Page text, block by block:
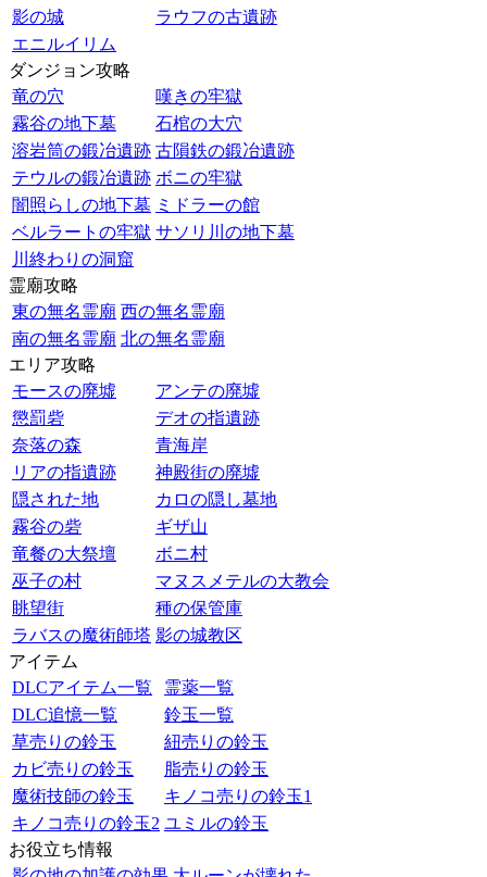
影の城
ラウフの古遺跡
エニルイリム
ダンジョン攻略
竜の穴
嘆きの牢獄
霧谷の地下墓
石棺の大穴
溶岩筒の鍛冶遺跡 古隕鉄の鍛冶遺跡
テウルの鍛冶遺跡 ボニの牢獄
闇照らしの地下墓 ミドラーの館
ベルラートの牢獄 サソリ川の地下墓
川終わりの洞窟
霊廟攻略
東の無名霊廟 西の無名霊廟
南の無名霊廟 北の無名霊廟
エリア攻略
モースの廃墟
アンテの廃墟
懲罰砦
デオの指遺跡
奈落の森
青海岸
リアの指遺跡
神殿街の廃墟
隠された地
カロの隠し墓地
霧谷の砦
ギザ山
竜餐の大祭壇
ボニ村
巫子の村
マヌスメテルの大教会
眺望街
種の保管庫
ラバスの魔術師塔 影の城教区
アイテム
DLCアイテム一覧
霊薬一覧
DLC追憶一覧
鈴玉一覧
草売りの鈴玉
紐売りの鈴玉
カビ売りの鈴玉
脂売りの鈴玉
魔術技師の鈴玉
キノコ売りの鈴玉1
キノコ売りの鈴玉2 ユミルの鈴玉
お役立ち情報